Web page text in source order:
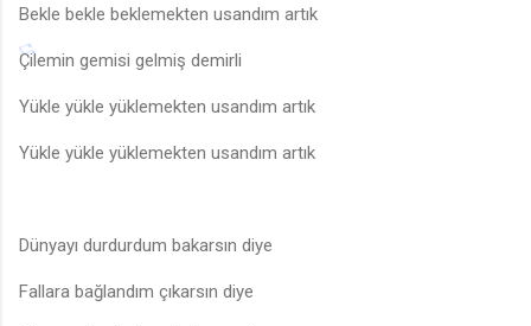
Bekle bekle beklemekten usandım artık
Çilemin gemisi gelmiş demirli
Yükle yükle yüklemekten usandım artık
Yükle yükle yüklemekten usandım artık
Dünyayı durdurdum bakarsın diye
Fallara bağlandım çıkarsın diye